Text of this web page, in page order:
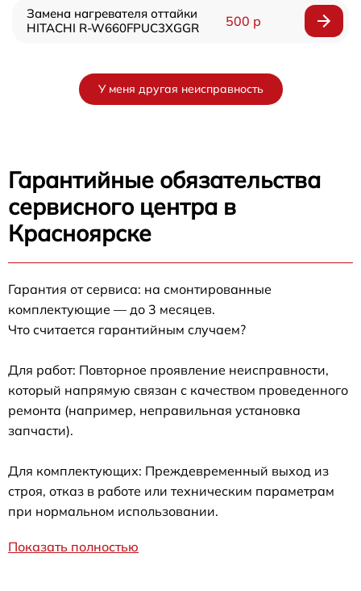
Замена нагревателя оттайки
HITACHI R-W660FPUC3XGGR
500 р
У меня другая неисправность
Гарантийные обязательства
сервисного центра в
Красноярске
Гарантия от сервиса: на смонтированные
комплектующие — до 3 месяцев.
Что считается гарантийным случаем?
Для работ: Повторное проявление неисправности,
который напрямую связан с качеством проведенного
ремонта (например, неправильная установка
запчасти).
Для комплектующих: Преждевременный выход из
строя, отказ в работе или техническим параметрам
при нормальном использовании.
Показать полностью